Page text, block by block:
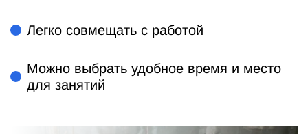
Легко совмещать с работой
Можно выбрать удобное время и место
для занятий